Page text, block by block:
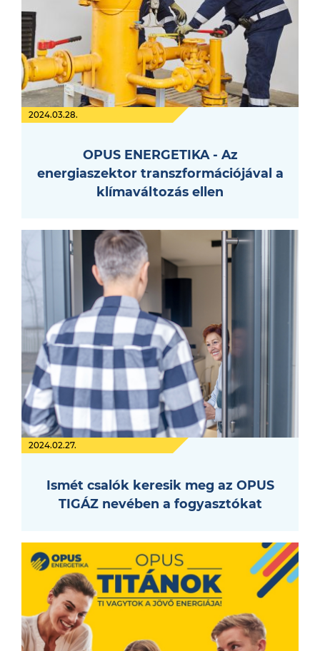
2024.03.28.
OPUS ENERGETIKA - Az
energiaszektor transzformációjával a
klímaváltozás ellen
2024.02.27.
Ismét csalók keresik meg az OPUS
TIGÁZ nevében a fogyasztókat